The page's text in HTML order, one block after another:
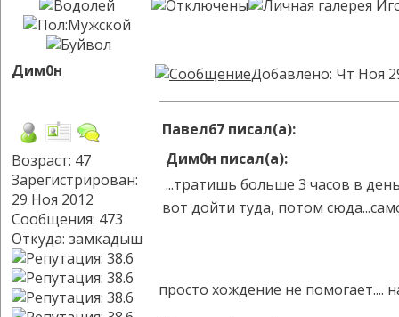
Дим0н
Возраст: 47
Зарегистрирован:
29 Ноя 2012
Сообщения: 473
Откуда: замкадыш
Добавлено: Чт Ноя
Павел67 писал(а):
Дим0н писал(а):
...тратишь больше 3 часов в
вот дойти туда, потом
просто хождение не помогает....